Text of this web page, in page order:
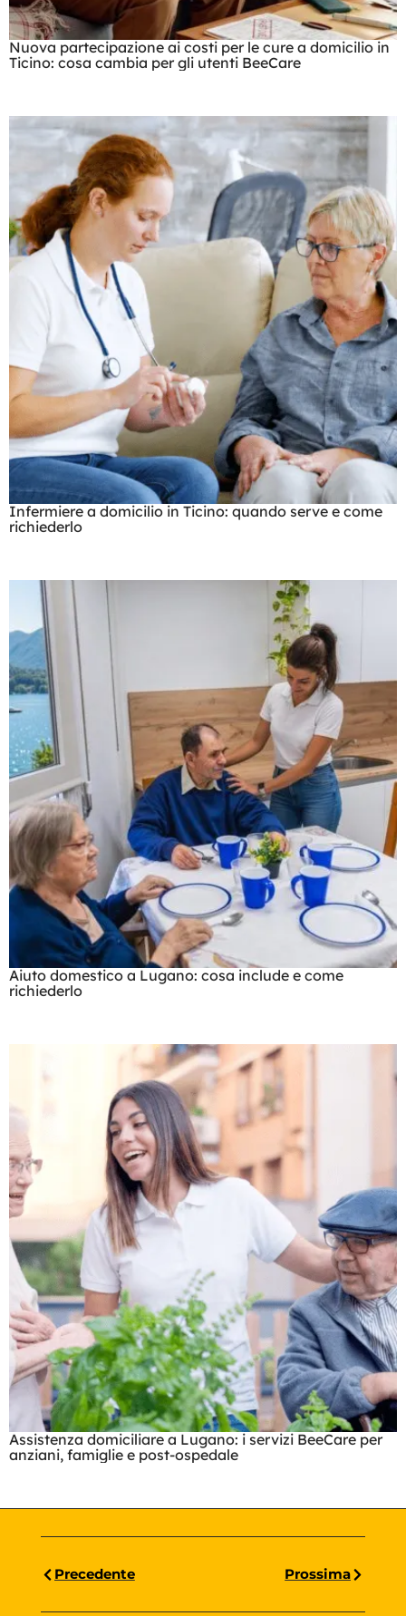
Nuova partecipazione ai costi per le cure a domicilio in
Ticino: cosa cambia per gli utenti BeeCare
Infermiere a domicilio in Ticino: quando serve e come
richiederlo
Aiuto domestico a Lugano: cosa include e come
richiederlo
Assistenza domiciliare a Lugano: i servizi BeeCare per
anziani, famiglie e post-ospedale
Precedente Prossima